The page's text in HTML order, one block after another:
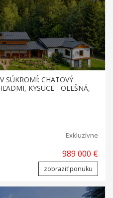
SÚKROMÍ: CHATOVÝ
KYSUCE - OLEŠNÁ,
Exkluzívne
989 000 €
zobraziť ponuku